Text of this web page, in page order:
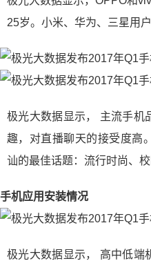
25岁。小米、华为、三星用
极光大数据显示， 主流手机
趣，对直播聊天的接受度高
讪的最佳话题：流行时尚、
手机应用安装情况
极光大数据显示， 高中低端